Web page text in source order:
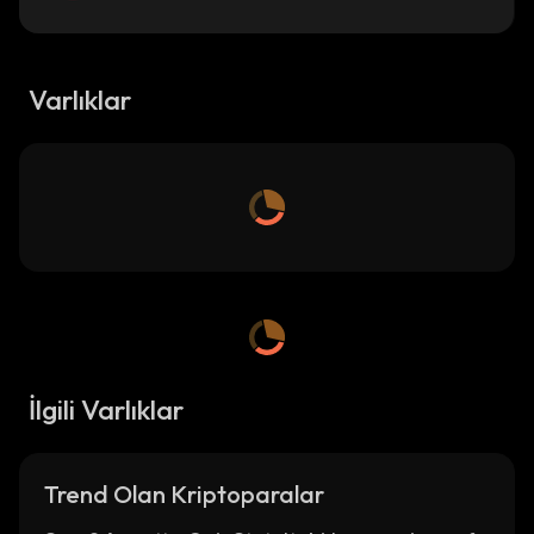
Varlıklar
İlgili Varlıklar
Trend Olan Kriptoparalar